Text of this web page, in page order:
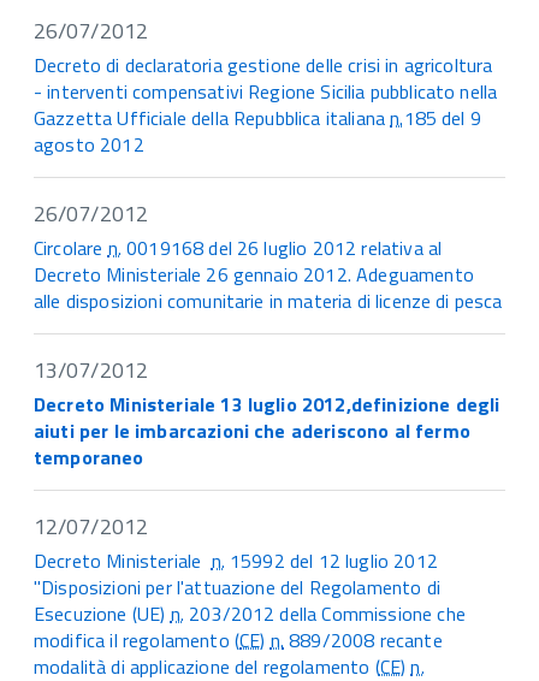
26/07/2012
Decreto di declaratoria gestione delle crisi in agricoltura
- interventi compensativi Regione Sicilia pubblicato nella
Gazzetta Ufficiale della Repubblica italianan.185 del 9
agosto 2012
26/07/2012
Circolaren. 0019168 del 26 luglio 2012 relativa al
Decreto Ministeriale 26 gennaio 2012. Adeguamento
alle disposizioni comunitarie in materia di licenze di pesca
13/07/2012
Decreto Ministeriale 13 luglio 2012,definizione degli
aiuti per le imbarcazioni che aderiscono al fermo
temporaneo
12/07/2012
Decreto Ministerialen. 15992 del 12 luglio 2012
"Disposizioni per l'attuazione del Regolamento di
Esecuzione (UE)n. 203/2012 della Commissione che
modifica il regolamento (CE)n.889/2008 recante
modalità di applicazione del regolamento (CE)n.